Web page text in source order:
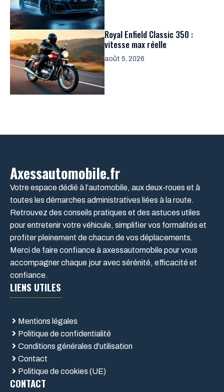
Royal Enfield Classic 350 :
vitesse max réelle
août 5, 2026
Axessautomobile.fr
Votre espace dédié à l’automobile, aux deux-roues et à
toutes les démarches administratives liées à la route.
Retrouvez des conseils pratiques et des astuces utiles
pour entretenir votre véhicule, simplifier vos formalités et
profiter pleinement de chacun de vos déplacements.
Merci de faire confiance à axessautomobile pour vous
accompagner chaque jour avec sérénité, efficacité et
confiance.
LIENS UTILES
Mentions légales
Politique de confidentialité
Conditions générales d'utilisation
Contact
Politique de cookies (UE)
CONTACT